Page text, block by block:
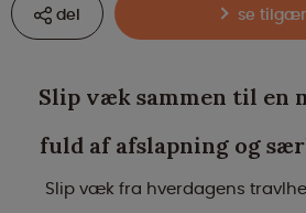
del se
Slip væk sammen til en
fuld af afslapning og
Slip væk fra hverdagens